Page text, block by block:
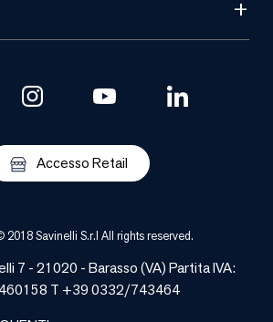
Accesso Retail
2018 Savinelli S.r.l All rights reserved.
7 - 21020 -Barasso(VA) Partita IVA:
T +39 0332/743464